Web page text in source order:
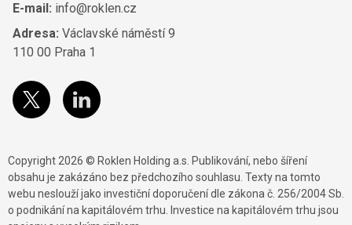
E-mail: info@roklen.cz
Adresa: Václavské náměstí 9
110 00 Praha 1
Copyright 2026 © Roklen Holding a.s. Publikování, nebo šíření
obsahu je zakázáno bez předchozího souhlasu. Texty na tomto
webu neslouží jako investiční doporučení dle zákona č. 256/2004 Sb.
o podnikání na kapitálovém trhu. Investice na kapitálovém trhu jsou